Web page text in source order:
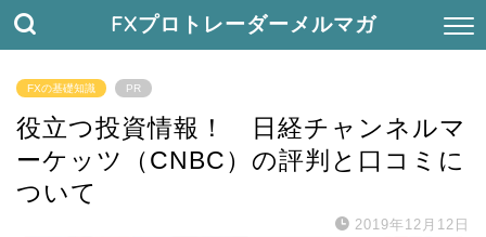
FXプロトレーダーメルマガ
FXの基礎知識 PR
役立つ投資情報！ 日経チャンネルマ
ーケッツ（CNBC）の評判と口コミに
ついて
2019年12月12日